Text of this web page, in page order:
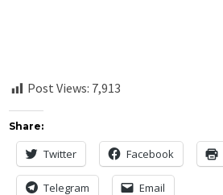
Post Views: 7,913
Share:
Twitter Facebook
Telegram Email